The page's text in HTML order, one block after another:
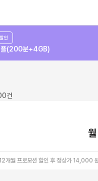
인
플(200분+4GB)
건
월
개월 프로모션 할인 후 정상가 14,000